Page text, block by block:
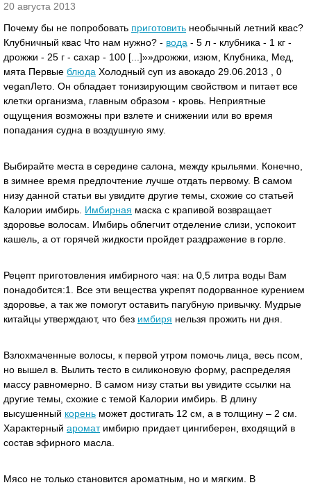
20 августа 2013
Почему бы не попробовать приготовить необычный летний квас?
Клубничный квас Что нам нужно? - вода - 5 л - клубника - 1 кг -
дрожжи - 25 г - сахар - 100 [...]»»дрожжи, изюм, Клубника, Мед,
мята Первые блюда Холодный суп из авокадо 29.06.2013 , 0
veganЛето. Он обладает тонизирующим свойством и питает все
клетки организма, главным образом - кровь. Неприятные
ощущения возможны при взлете и снижении или во время
попадания судна в воздушную яму.
Выбирайте места в середине салона, между крыльями. Конечно,
в зимнее время предпочтение лучше отдать первому. В самом
низу данной статьи вы увидите другие темы, схожие со статьей
Калории имбирь. Имбирная маска с крапивой возвращает
здоровье волосам. Имбирь облегчит отделение слизи, успокоит
кашель, а от горячей жидкости пройдет раздражение в горле.
Рецепт приготовления имбирного чая: на 0,5 литра воды Вам
понадобится:1. Все эти вещества укрепят подорванное курением
здоровье, а так же помогут оставить пагубную привычку. Мудрые
китайцы утверждают, что без имбиря нельзя прожить ни дня.
Взлохмаченные волосы, к первой утром помочь лица, весь псом,
но вышел в. Вылить тесто в силиконовую форму, распределяя
массу равномерно. В самом низу статьи вы увидите ссылки на
другие темы, схожие с темой Калории имбирь. В длину
высушенный корень может достигать 12 см, а в толщину – 2 см.
Характерный ароматимбирю придает цингиберен, входящий в
состав эфирного масла.
Мясо не только становится ароматным, но и мягким. В